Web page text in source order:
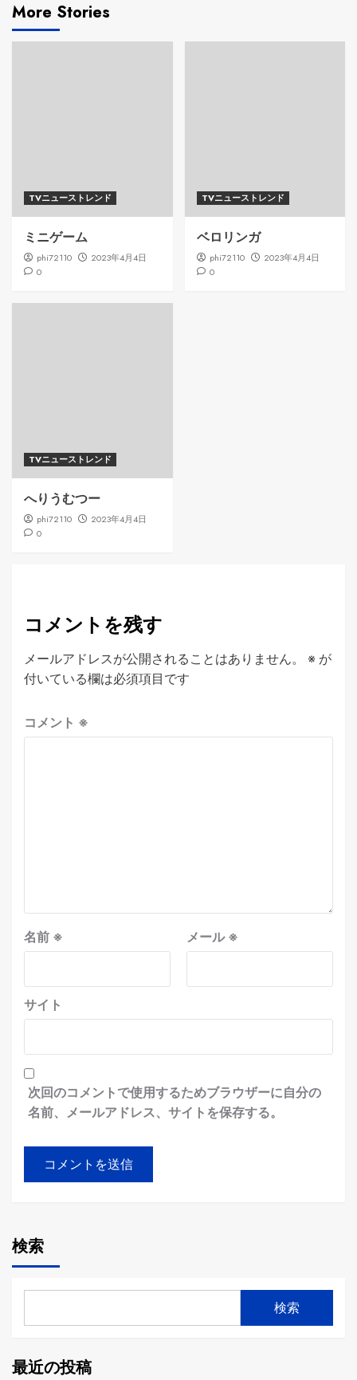
More Stories
TVニューストレンド
ミニゲーム
phi72110
2023年4月4日
0
TVニューストレンド
ベロリンガ
phi72110
2023年4月4日
0
TVニューストレンド
へりうむつー
phi72110
2023年4月4日
0
コメントを残す
メールアドレスが公開されることはありません。 ※ が
付いている欄は必須項目です
コメント ※
名前 ※ メール※
サイト
次回のコメントで使用するためブラウザーに自分の
名前、メールアドレス、サイトを保存する。
検索
検索
最近の投稿